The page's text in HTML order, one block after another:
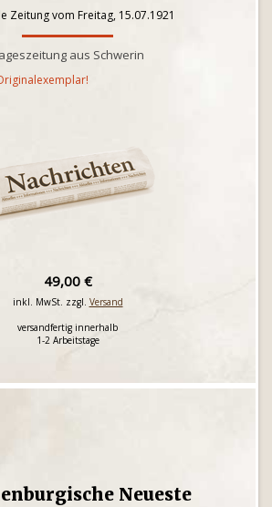
Zeitung vom Freitag, 15.07.1921
aus Schwerin
49,00 €
inkl. MwSt. zzgl. Versand
versandfertig innerhalb
1-2 Arbeitstage
Neueste